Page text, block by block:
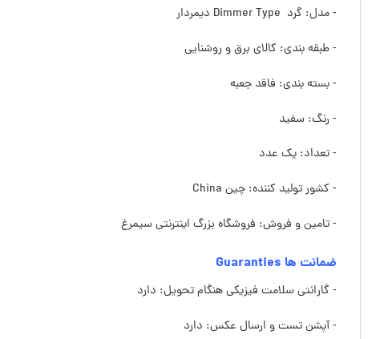
- مدل: گرد Dimmer Type دیمردار
- طبقه بندی: کالای برق و روشنایی
- بسته بندی: فاقد جعبه
- رنگ: سفید
- تعداد: یک عدد
- کشور تولید کننده: چین China
- تامین و فروش: فروشگاه بزرگ اینترنتی سیمرغ
ضمانت ها Guaranties
- گارانتی سلامت فیزیکی هنگام تحویل: دارد
- آپشن تست و ارسال عکس: دارد